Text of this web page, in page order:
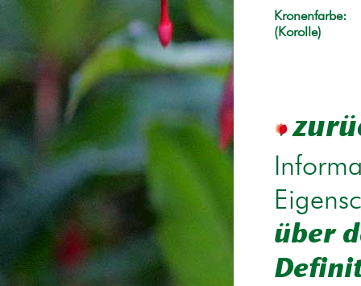
Kronenfarbe:
(Korolle)
über